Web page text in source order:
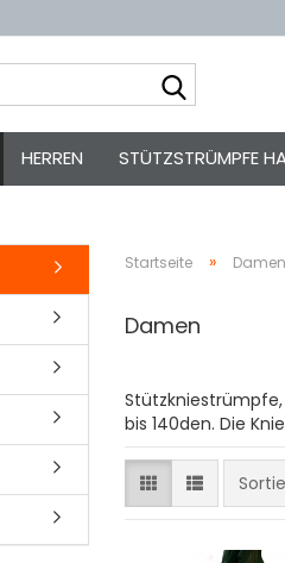
HERREN STÜTZSTRÜMPFE
Startseite » Damen
Damen
bis 140den. Die